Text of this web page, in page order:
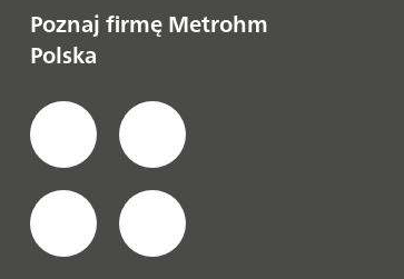
Poznaj firmę Metrohm
Polska